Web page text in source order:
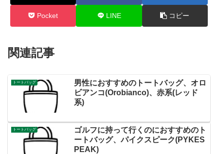
Pocket LINE コピー
関連記事
トートバッグ
男性におすすめのトートバッグ、オロ
ビアンコ(Orobianco)、赤系(レッド
系)
トートバッグ
ゴルフに持って行くのにおすすめのト
ートバッグ、パイクスピーク(PYKES
PEAK)